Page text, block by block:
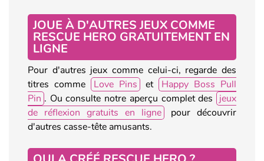
JOUE À D'AUTRES JEUX COMME
RESCUE HERO GRATUITEMENT EN
LIGNE
Pour d'autres jeux comme celui-ci, regarde des
titres comme
Love Pins et
Happy Boss Pull
Pin . Ou consulte notre aperçu complet des jeux
de réflexion gratuits en ligne
pour découvrir
d'autres casse-tête amusants.